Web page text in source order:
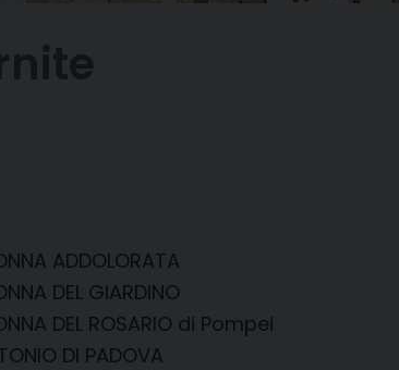
ADDOLORATA
DEL GIARDINO
DEL ROSARIO di Pompei
DI PADOVA